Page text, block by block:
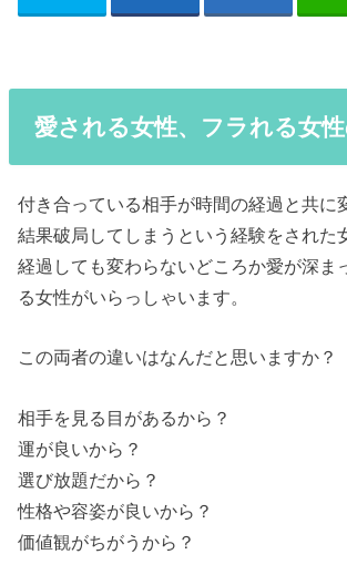
愛される女性、フラれる女
付き合っている相手が時間の経過と共に
結果破局してしまうという経験をされた
経過しても変わらないどころか愛が深ま
る女性がいらっしゃいます。
この両者の違いはなんだと思いますか？
相手を見る目があるから？
運が良いから？
選び放題だから？
性格や容姿が良いから？
価値観がちがうから？